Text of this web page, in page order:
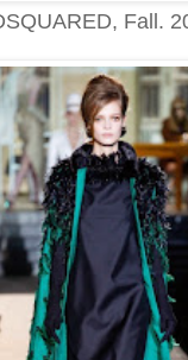
Fall.